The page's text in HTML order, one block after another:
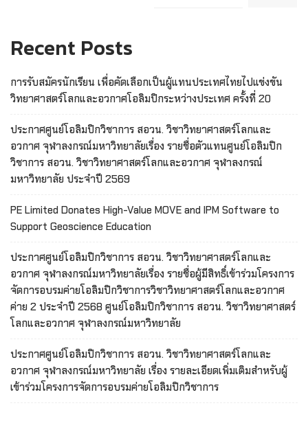
Recent Posts
การรับสมัครนักเรียน เพื่อคัดเลือกเป็นผู้แทนประเทศไทยไปแข่งขัน
วิทยาศาสตร์โลกและอวกาศโอลิมปิกระหว่างประเทศ ครั้งที่ 20
ประกาศศูนย์โอลิมปิกวิชาการ สอวน. วิชาวิทยาศาสตร์โลกและ
อวกาศ จุฬาลงกรณ์มหาวิทยาลัยเรื่อง รายชื่อตัวแทนศูนย์โอลิมปิก
วิชาการ สอวน. วิชาวิทยาศาสตร์โลกและอวกาศ จุฬาลงกรณ์
มหาวิทยาลัย ประจำปี 2569
PE Limited Donates High-Value MOVE and IPM Software to
Support Geoscience Education
ประกาศศูนย์โอลิมปิกวิชาการ สอวน. วิชาวิทยาศาสตร์โลกและ
อวกาศ จุฬาลงกรณ์มหาวิทยาลัยเรื่อง รายชื่อผู้มีสิทธิ์เข้าร่วมโครงการ
จัดการอบรมค่ายโอลิมปิกวิชาการวิชาวิทยาศาสตร์โลกและอวกาศ
ค่าย 2 ประจำปี 2568 ศูนย์โอลิมปิกวิชาการ สอวน. วิชาวิทยาศาสตร์
โลกและอวกาศ จุฬาลงกรณ์มหาวิทยาลัย
ประกาศศูนย์โอลิมปิกวิชาการ สอวน. วิชาวิทยาศาสตร์โลกและ
อวกาศ จุฬาลงกรณ์มหาวิทยาลัย เรื่อง รายละเอียดเพิ่มเติมสำหรับผู้
เข้าร่วมโครงการจัดการอบรมค่ายโอลิมปิกวิชาการ